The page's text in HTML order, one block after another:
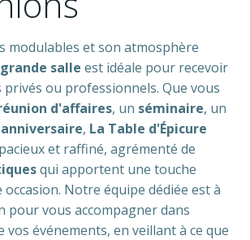
modulables et son atmosphère
grande salle est idéale pour recevoir
privés ou professionnels. Que vous
d'affaires, un séminaire, un
anniversaire, La Table d'Épicure
et raffiné, agrémenté de
qui apportent une touche
occasion. Notre équipe dédiée est à
pour vous accompagner dans
vos événements, en veillant à ce que